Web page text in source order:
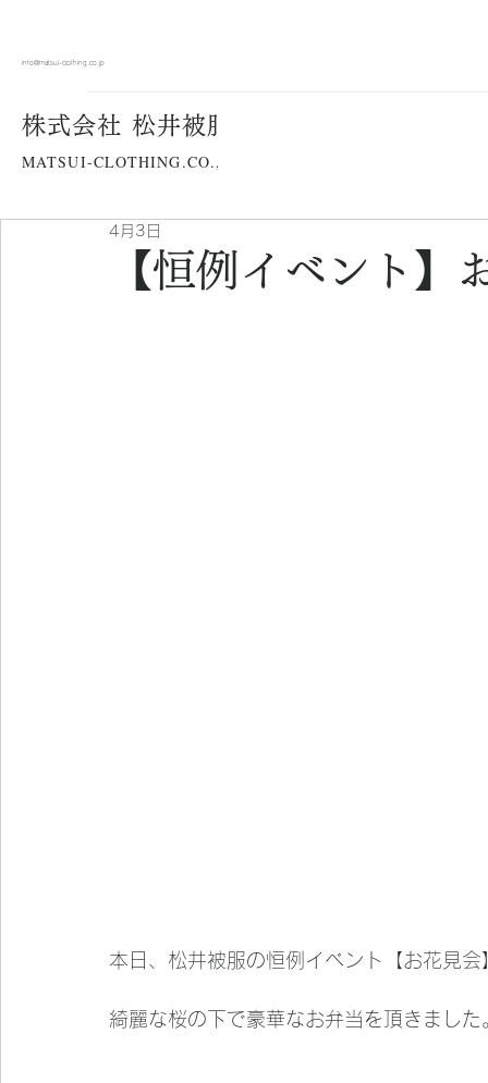
info@matsui-clothing.co.jp
株式会社 松井被服
MATSUI-CLOTHING.CO.,LTD
【恒例イベント】
4月3日
本日、松井被服の恒例イベント【お花見
綺麗な桜の下で豪華なお弁当を頂きました